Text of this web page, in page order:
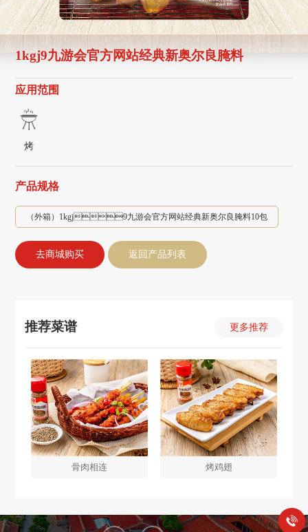
1kgj9九游会官方网站经典新奥尔良腌料
应用范围
烤
产品规格
（外箱）1kgj9九游会官方网站经典新奥尔良腌料10包
去商城购买 返回产品列表
推荐菜谱 更多推荐
骨肉相连 烤鸡翅